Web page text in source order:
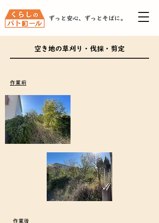
ずっと安心、ずっとそばに。
空き地の草刈り・伐採・剪定
作業前
作業後